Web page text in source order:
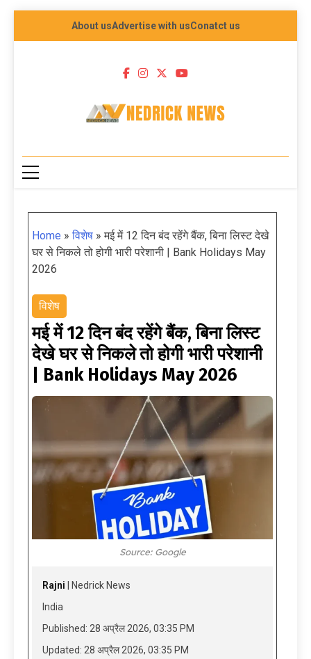
About usAdvertise with usConatct us
NEDRICK NEWS
Home »विशेष »मई में 12 दिन बंद रहेंगे बैंक, बिना लिस्ट देखे
घर से निकले तो होगी भारी परेशानी | Bank Holidays May
2026
विशेष
मई में 12 दिन बंद रहेंगे बैंक, बिना लिस्ट
देखे घर से निकले तो होगी भारी परेशानी
| Bank Holidays May 2026
Source: Google
Rajni | Nedrick News
India
Published: 28 अप्रैल 2026, 03:35 PM
Updated: 28 अप्रैल 2026, 03:35 PM